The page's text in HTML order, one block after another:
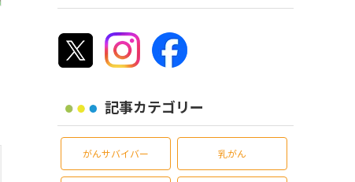
記事カテゴリー
がんサバイバー 乳がん